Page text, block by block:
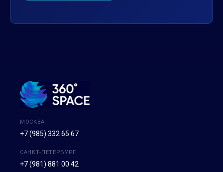
МОСКВА
+7 (985) 332 65 67
САНКТ-ПЕТЕРБУРГ
+7 (981) 881 00 42